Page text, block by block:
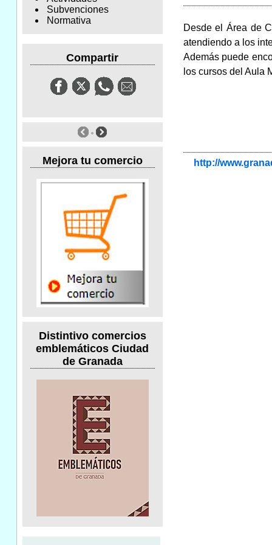
Subvenciones
Normativa
Compartir
Mejora tu comercio
Distintivo comercios
emblemáticos Ciudad
de Granada
Desde el Área de
atendiendo a los
Además puede
los cursos del Aula
http://